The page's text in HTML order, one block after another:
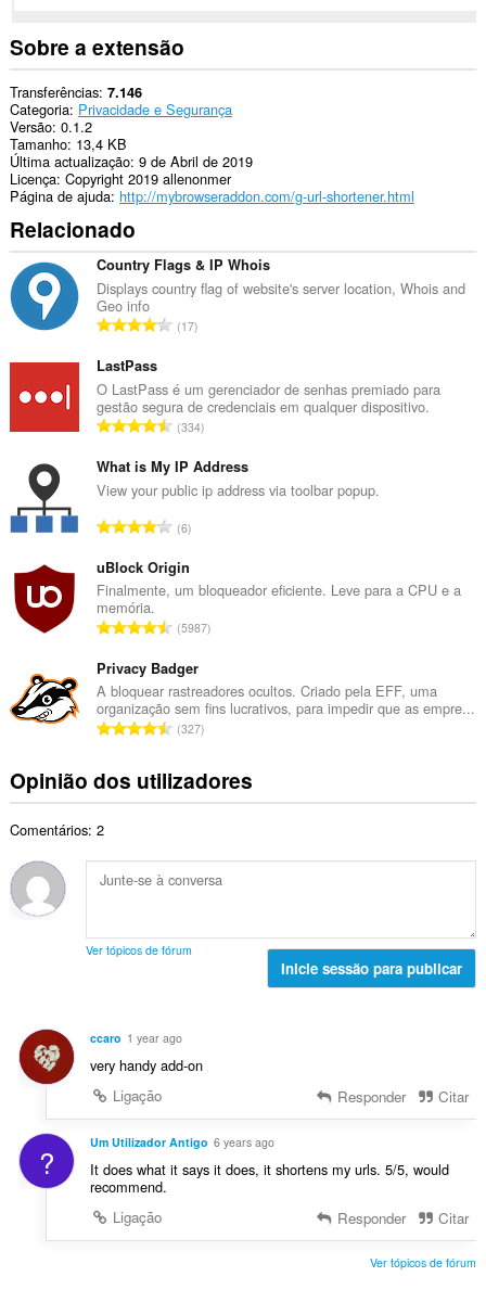
system
tray.
Sobre a extensão
Transferências 7.146
Categoria Privacidade e Segurança
Versão 0.1.2
Tamanho 13,4 KB
Última actualização 9 de Abril de 2019
Licença Copyright 2019 allenonmer
Página de ajuda http://mybrowseraddon.com/g-url-shortener.html
Relacionado
Country Flags & IP Whois
Displays country flag of website's server location, Whois and
Geo info
N
e
r
o
o
t
a
d
e
v
l
i
a
ç
e
s
17
LastPass
O LastPass é um gerenciador de senhas premiado para
gestão segura de credenciais em qualquer dispositivo.
N
m
e
o
o
a
d
e
a
v
l
i
õ
e
334
What is My IP Address
View your public ip address via toolbar popup.
N
m
e
o
o
t
a
e
a
l
i
ç
õ
6
uBlock Origin
Finalmente, um bloqueador eficiente. Leve para a CPU e a
memória.
N
m
e
r
o
o
t
d
e
a
ç
õ
:
5987
Privacy Badger
A bloquear rastreadores ocultos. Criado pela EFF, uma
organização sem fins lucrativos, para impedir que as empre...
N
m
e
t
o
l
v
a
l
a
ç
õ
e
327
Opinião dos utilizadores
Comentários: 2
Ver tópicos de fórum
Inicie sessão para publicar
ccaro 1 year ago
very handy add-on
Ligação
Responder Citar
? Um Utilizador Antigo 6 years ago
It does what it says it does, it shortens my urls. 5/5, would
recommend.
Ligação
Responder Citar
Ver tópicos de fórum